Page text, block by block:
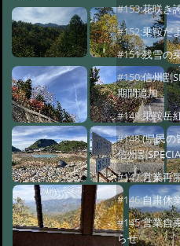
#153:花咲き
#152:乗鞍だ
#151:残雪の
#150:信州割
期間追加
#149:乗鞍岳
#148:(県民の
信州割
#147:営業再
#146:自粛休
#145:営業自
らせ